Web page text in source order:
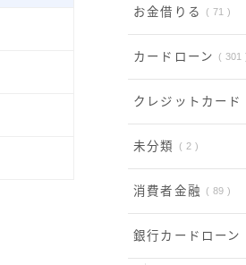
お金借りる 71
カードローン 301
クレジットカード
未分類 2
消費者金融 89
銀行カードローン